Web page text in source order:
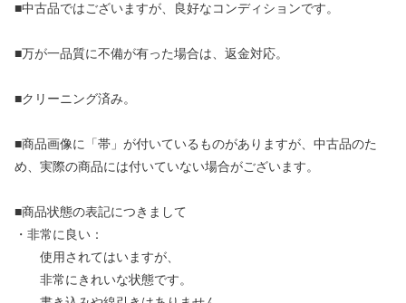
■中古品ではございますが、良好なコンディションです。
■万が一品質に不備が有った場合は、返金対応。
■クリーニング済み。
■商品画像に「帯」が付いているものがありますが、中古品のた
め、実際の商品には付いていない場合がございます。
■商品状態の表記につきまして
・非常に良い：
使用されてはいますが、
非常にきれいな状態です。